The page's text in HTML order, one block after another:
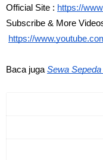
Official Site : https://
Subscribe & More
https://
Baca juga Sewa